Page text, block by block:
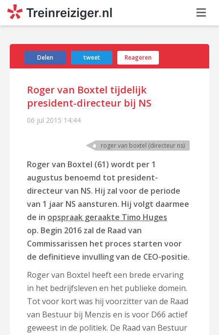
Delen tweet Reageren
Roger van Boxtel tijdelijk
president-directeur bij NS
06 jul 2015 14:44
roger van boxtel (directeur ns)
Roger van Boxtel (61) wordt per 1
augustus benoemd tot president-
directeur van NS. Hij zal voor de periode
van 1 jaar NS aansturen. Hij volgt daarmee
de in opspraak geraakte Timo Huges
op. Begin 2016 zal de Raad van
Commissarissen het proces starten voor
de definitieve invulling van de CEO-positie.
Roger van Boxtel heeft een brede ervaring
in het bedrijfsleven en het publieke domein.
Tot voor kort was hij voorzitter van de Raad
van Bestuur bij Menzis en is voor D66 actief
geweest in de politiek. De Raad van Bestuur